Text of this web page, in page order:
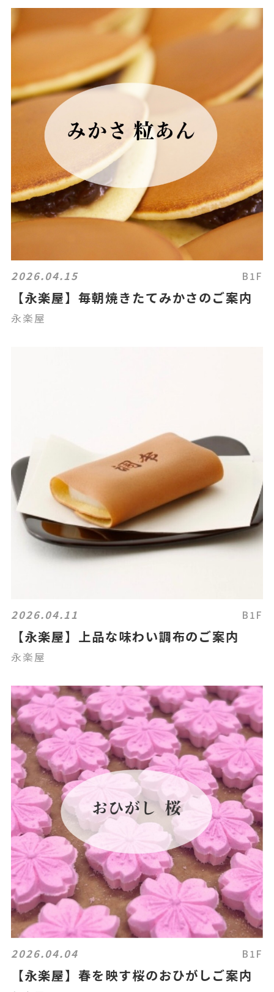
2026.04.15 B1F
【永楽屋】毎朝焼きたてみかさのご案内
永楽屋
2026.04.11 B1F
【永楽屋】上品な味わい調布のご案内
永楽屋
2026.04.04 B1F
【永楽屋】春を映す桜のおひがしご案内